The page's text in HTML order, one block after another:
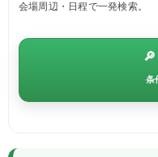
会場周辺・日程で一発検索。
条